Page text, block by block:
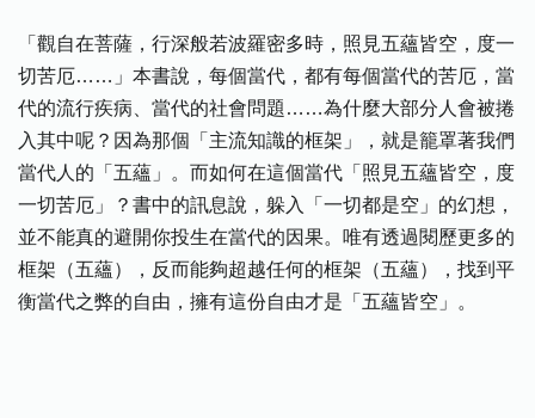
「觀自在菩薩，行深般若波羅密多時，照見五蘊皆空，度一
切苦厄……」本書說，每個當代，都有每個當代的苦厄，當
代的流行疾病、當代的社會問題……為什麼大部分人會被捲
入其中呢？因為那個「主流知識的框架」，就是籠罩著我們
當代人的「五蘊」。而如何在這個當代「照見五蘊皆空，度
一切苦厄」？書中的訊息說，躲入「一切都是空」的幻想，
並不能真的避開你投生在當代的因果。唯有透過閱歷更多的
框架（五蘊），反而能夠超越任何的框架（五蘊），找到平
衡當代之弊的自由，擁有這份自由才是「五蘊皆空」。